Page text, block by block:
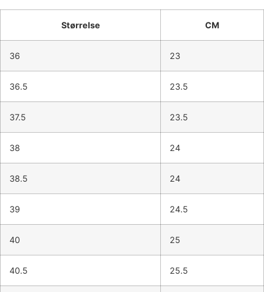
Størrelse CM
36 23
36.5 23.5
37.5 23.5
38 24
38.5 24
39 24.5
40 25
40.5 25.5